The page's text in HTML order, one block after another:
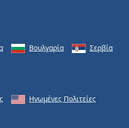
Βουλγαρία
Σερβία
Ηνωμένες Πολιτείες